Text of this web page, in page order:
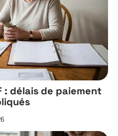
: délais de paiement